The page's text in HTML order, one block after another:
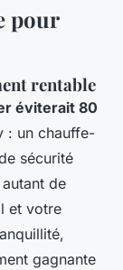
pour
rentable
éviterait 80
: un chauffe-
sécurité
de
et votre
gagnante